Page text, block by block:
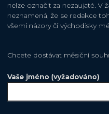
nelze označit za nezaujaté. V
neznamená, že se redakce
všemi názory či východisky
Chcete dostávat měsiční
Vaše jméno (vyžadováno)